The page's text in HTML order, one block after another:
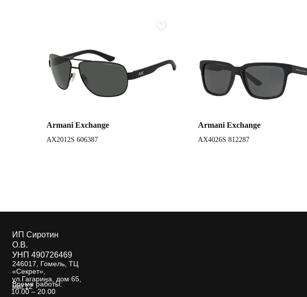
Armani Exchange
AX2012S 606387
Armani Exchange
AX4026S 812287
ИП Сиротин
О.В.
УНП 490726469
246017, Гомель, ТЦ
«Секрет»,
ул.Гагарина, дом 65,
маг.12
Время работы:
10.00 – 20.00